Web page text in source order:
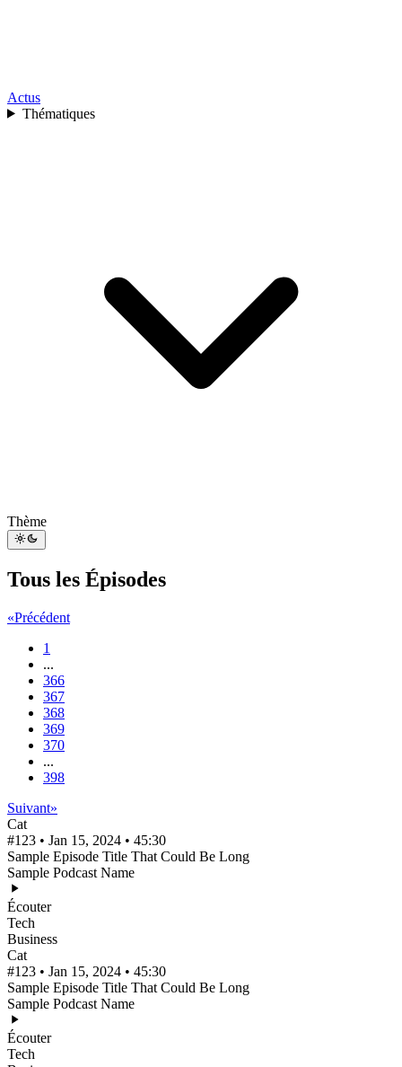
Actus
Thématiques
Thème
Tous les Épisodes
«Précédent
1
...
366
367
368
369
370
...
398
Suivant»
Cat
#123 • Jan 15, 2024 • 45:30
Sample Episode Title That Could Be Long
Sample Podcast Name
Écouter
Tech
Business
Cat
#123 • Jan 15, 2024 • 45:30
Sample Episode Title That Could Be Long
Sample Podcast Name
Écouter
Tech